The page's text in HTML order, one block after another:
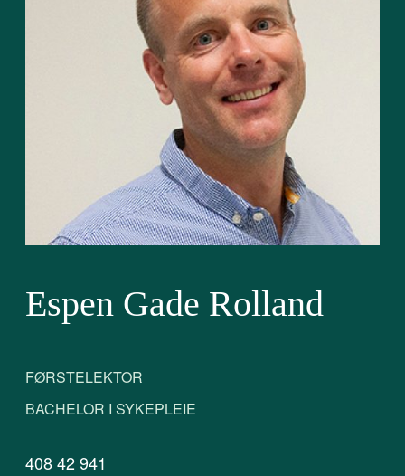
Espen Gade Rolland
FØRSTELEKTOR
BACHELOR I SYKEPLEIE
408 42 941